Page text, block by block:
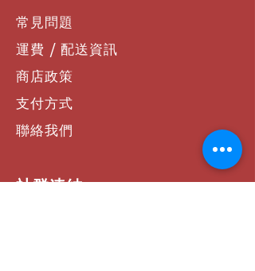
常見問題
運費 / 配送資訊
商店政策
支付方式
聯絡我們
社群連結